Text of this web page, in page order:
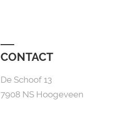
CONTACT
De Schoof 13
7908 NS Hoogeveen